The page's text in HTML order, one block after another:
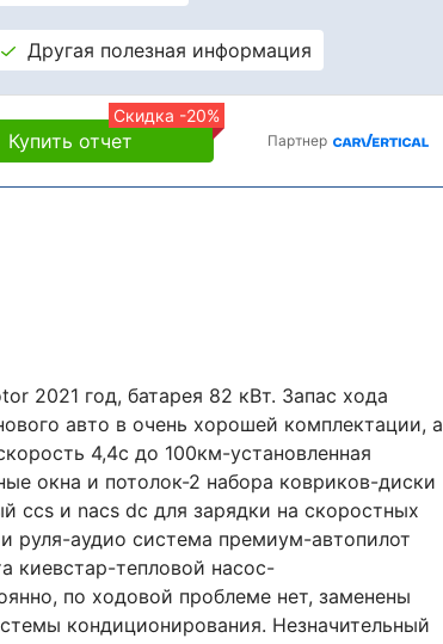
Другая полезная информация
Скидка -20%
Купить отчет Партнер
2021 год, батарея 82 кВт. Запас хода
авто в очень хорошей комплектации, а
4,4с до 100км-установленная
окна и потолок-2 набора ковриков-диски
ccs и nacs dc для зарядки на скоростных
руля-аудио система премиум-автопилот
киевстар-тепловой насос-
по ходовой проблеме нет, заменены
кондиционирования. Незначительный